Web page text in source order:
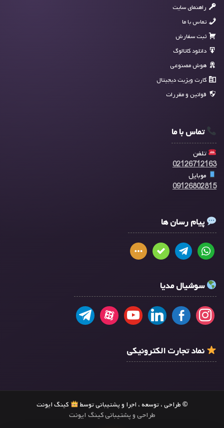
راهنمای سایت
تماس با ما
ثبت سفارش
دانلود کاتالوگ
هوش مصنوعی
کارت ویزیت دیجیتال
قوانین و مقررات
تماس با ما
تلفن
02126712163
موبایل
09126802815
پیام رسان ها
سوشیال مدیا
نماد تجارت الکترونیکی
© طراحی ، توسعه ، اجرا و پشتیبانی توسط کینگ ایونت
طراحی و پشتیبانی کینگ ایونت